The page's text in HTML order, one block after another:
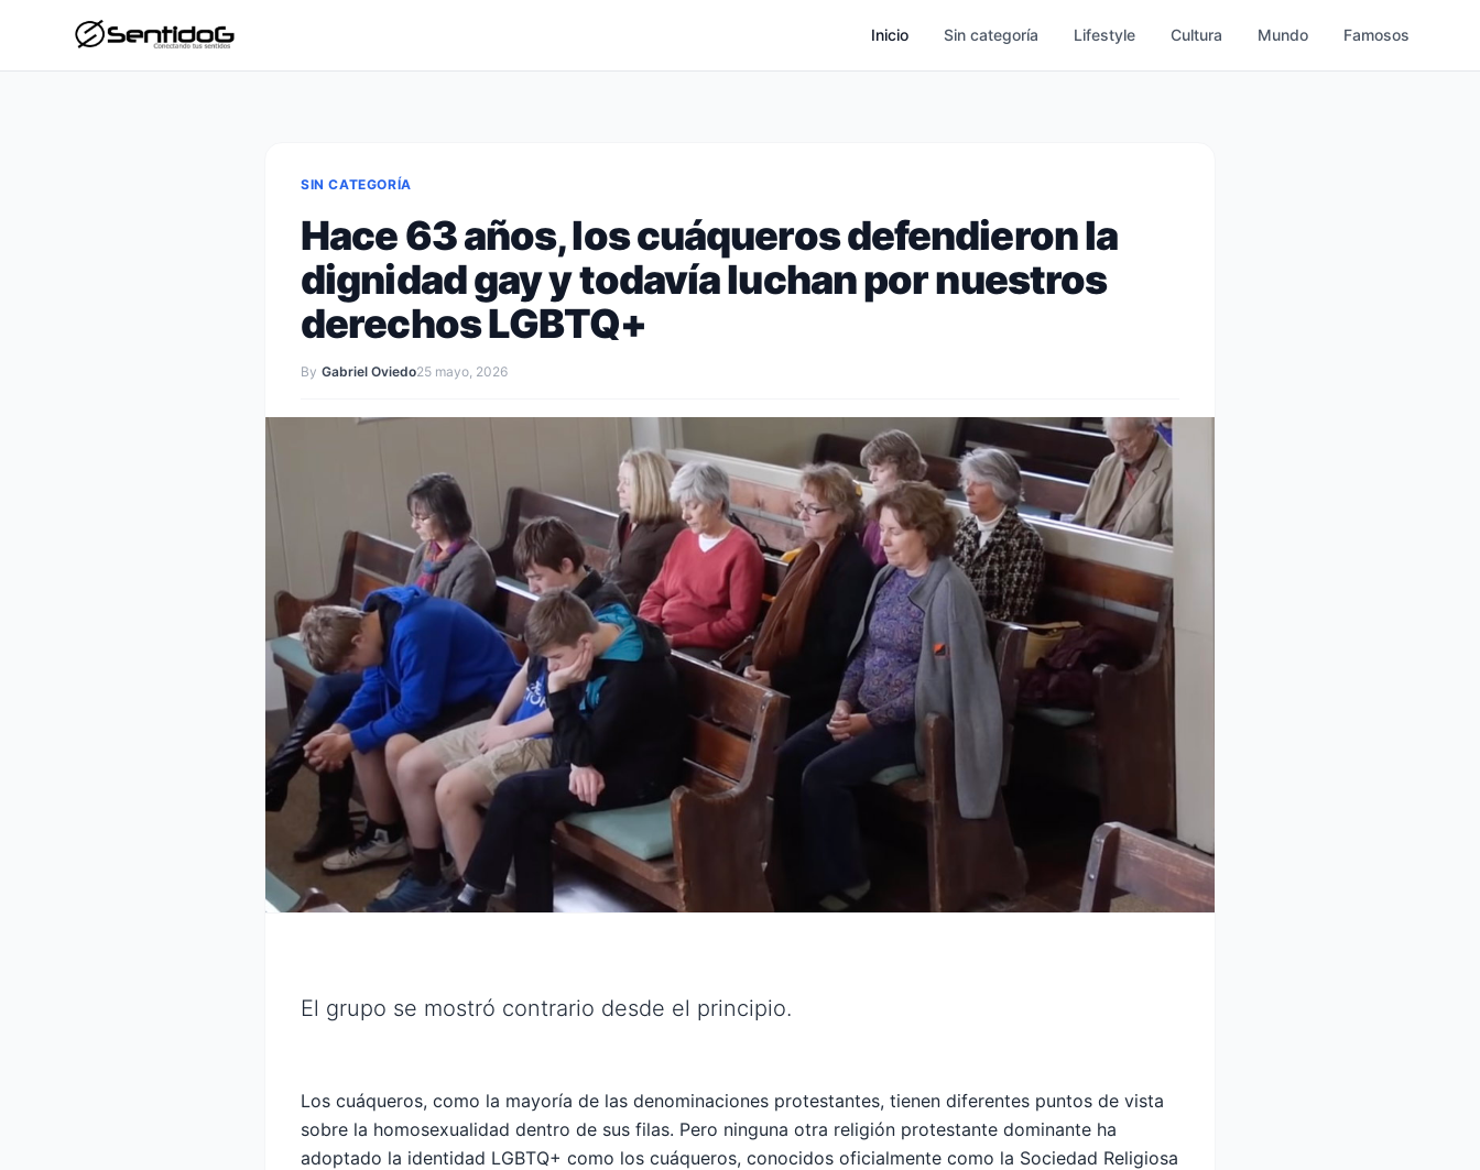
Inicio Sin categoría Lifestyle Cultura Mundo Famosos
SIN CATEGORÍA
Hace 63 años, los cuáqueros defendieron la
dignidad gay y todavía luchan por nuestros
derechos LGBTQ+
By Gabriel Oviedo25 mayo, 2026
El grupo se mostró contrario desde el principio.
Los cuáqueros, como la mayoría de las denominaciones protestantes, tienen diferentes puntos de vista
sobre la homosexualidad dentro de sus filas. Pero ninguna otra religión protestante dominante ha
adoptado la identidad LGBTQ+ como los cuáqueros, conocidos oficialmente como la Sociedad Religiosa